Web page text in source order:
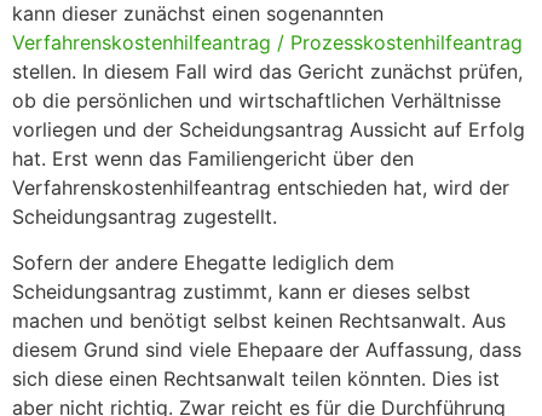
kann dieser zunächst einen sogenannten
Verfahrenskostenhilfeantrag / Prozesskostenhilfeantrag
stellen. In diesem Fall wird das Gericht zunächst prüfen,
ob die persönlichen und wirtschaftlichen Verhältnisse
vorliegen und der Scheidungsantrag Aussicht auf Erfolg
hat. Erst wenn das Familiengericht über den
Verfahrenskostenhilfeantrag entschieden hat, wird der
Scheidungsantrag zugestellt.
Sofern der andere Ehegatte lediglich dem
Scheidungsantrag zustimmt, kann er dieses selbst
machen und benötigt selbst keinen Rechtsanwalt. Aus
diesem Grund sind viele Ehepaare der Auffassung, dass
sich diese einen Rechtsanwalt teilen könnten. Dies ist
aber nicht richtig. Zwar reicht es für die Durchführung